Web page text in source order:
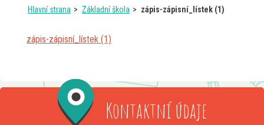
Hlavní strana Základní škola zápis-zápisní_lístek (1)
zápis-zápisní_lístek (1)
Kontaktní údaje